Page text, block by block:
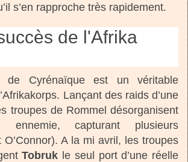
s’en rapproche très rapidement.
de l'Afrika
de Cyrénaïque est un véritable
Lançant des raids d’une
troupes de Rommel désorganisent
ennemie, capturant plusieurs
A la mi avril, les troupes
Tobruk le seul port d’une réelle